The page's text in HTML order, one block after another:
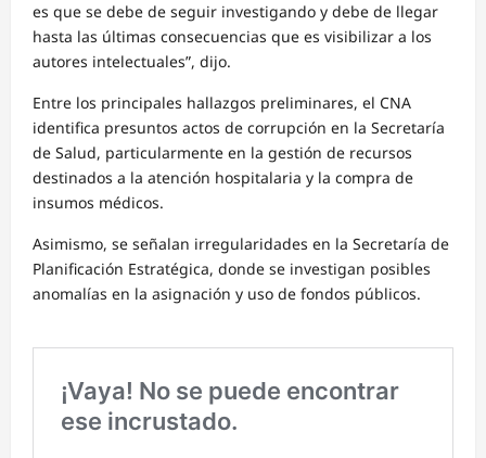
es que se debe de seguir investigando y debe de llegar
hasta las últimas consecuencias que es visibilizar a los
autores intelectuales”, dijo.
Entre los principales hallazgos preliminares, el CNA
identifica presuntos actos de corrupción en la Secretaría
de Salud, particularmente en la gestión de recursos
destinados a la atención hospitalaria y la compra de
insumos médicos.
Asimismo, se señalan irregularidades en la Secretaría de
Planificación Estratégica, donde se investigan posibles
anomalías en la asignación y uso de fondos públicos.